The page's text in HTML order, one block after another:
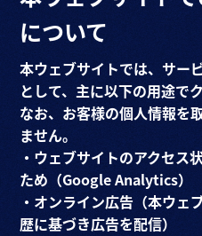
について
本ウェブサイトでは、サー
として、主に以下の用途で
なお、お客様の個人情報を
ません。
・ウェブサイトのアクセス
ため（Google Analytics）
・オンライン広告（本ウェ
歴に基づき広告を配信）